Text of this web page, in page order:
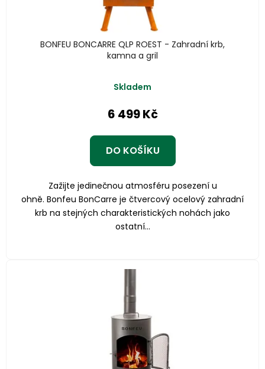
BONFEU BONCARRE QLP ROEST - Zahradní krb,
kamna a gril
hodnocení
je
z
Skladem
6 499 Kč
DO KOŠÍKU
Zažijte jedinečnou atmosféru posezení u
ohně. Bonfeu BonCarre je čtvercový ocelový zahradní
krb na stejných charakteristických nohách jako
ostatní...